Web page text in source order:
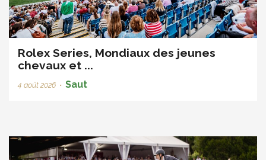
Rolex Series, Mondiaux des jeunes
chevaux et ...
4 août 2026 • Saut